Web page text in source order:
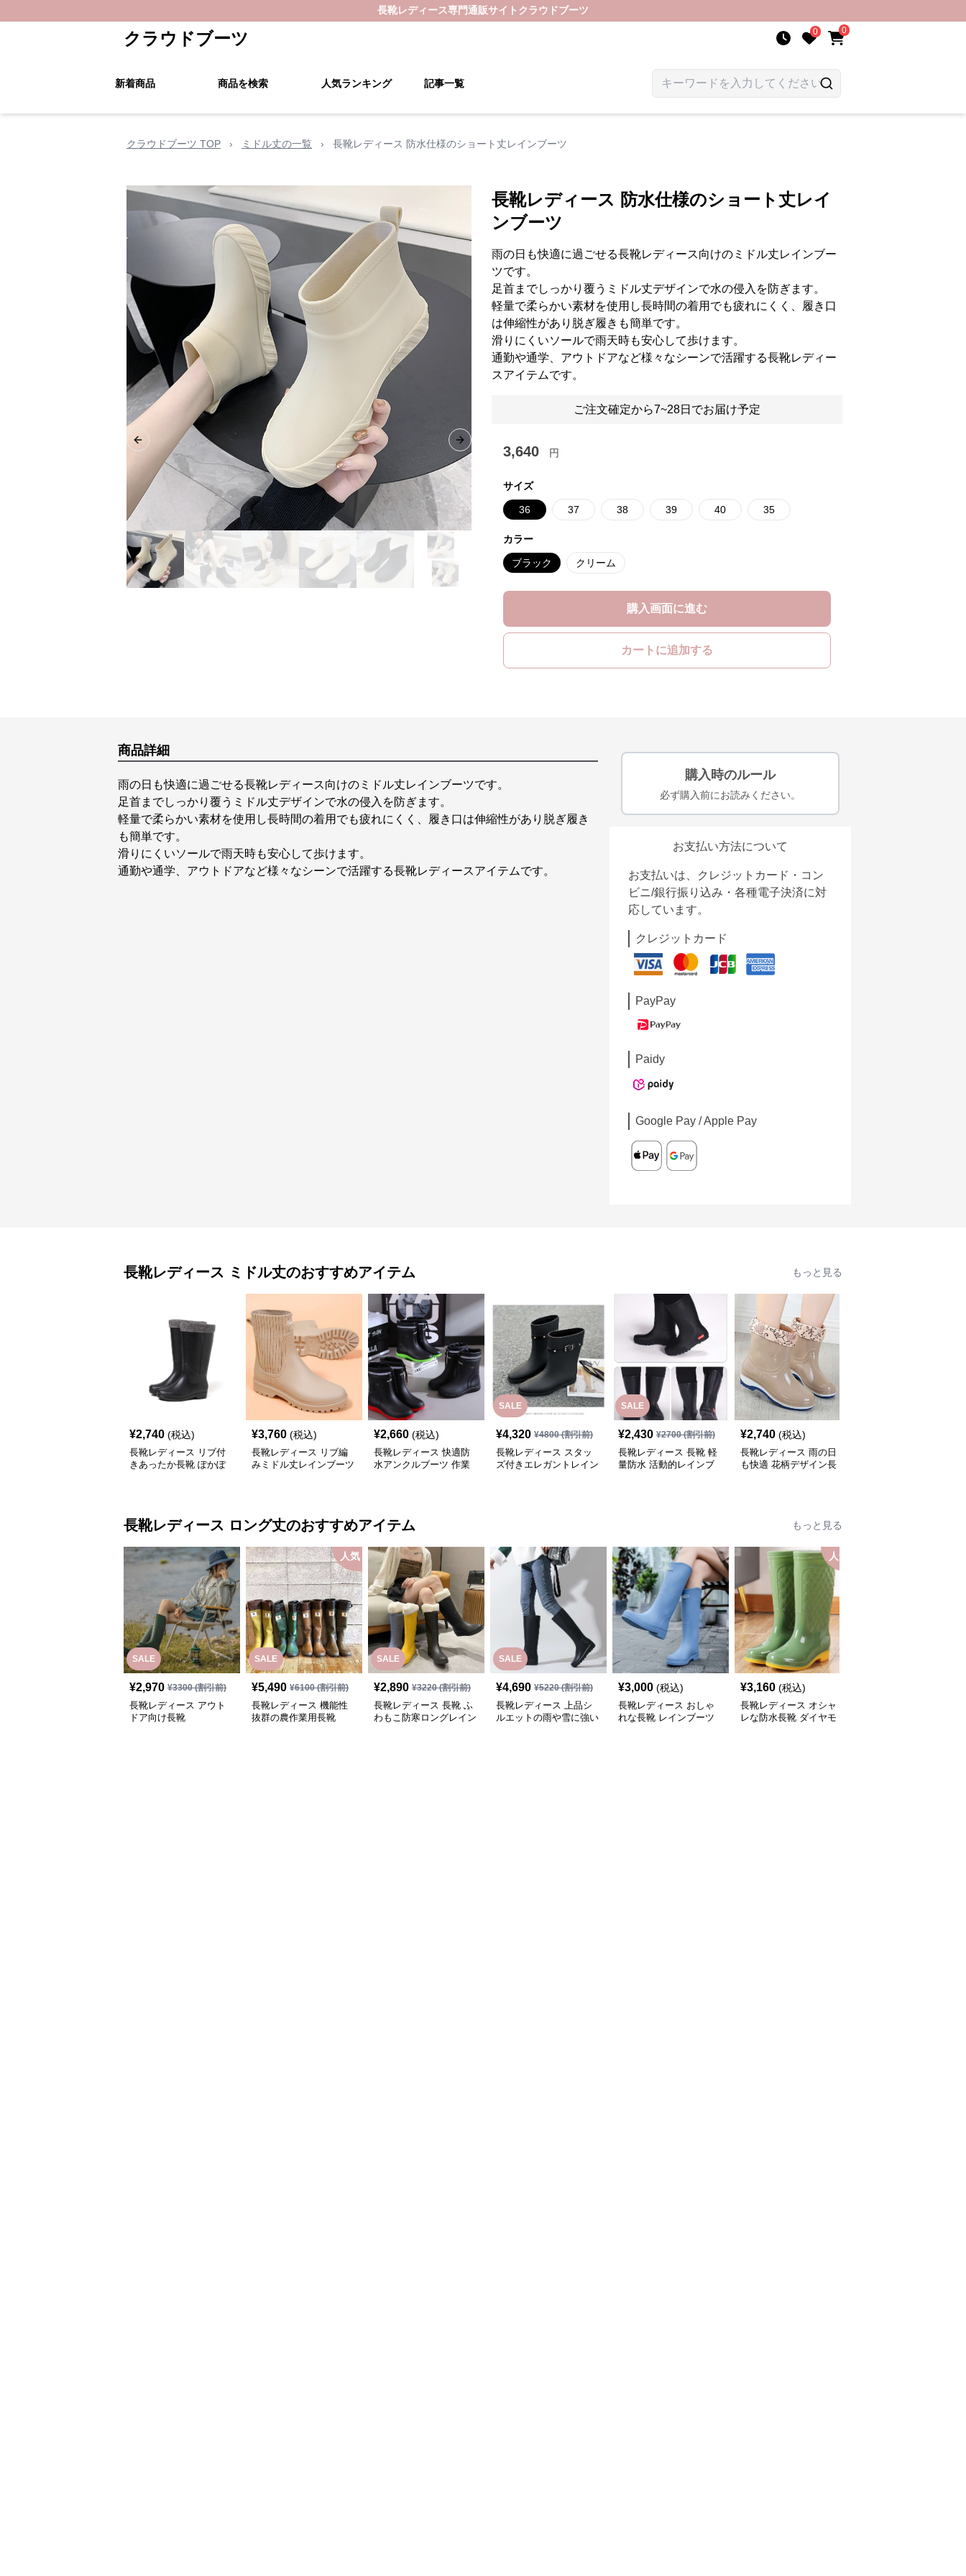
長靴レディース専門通販サイト クラウドブーツ
クラウドブーツ 0 0
新着商品 商品を検索 人気ランキング 記事一覧
クラウドブーツ TOP › ミドル丈の一覧 › 長靴レディース 防水仕様のショート丈レインブーツ
Previous slide Next slide
長靴レディース 防水仕様のショート丈レイ
ンブーツ
雨の日も快適に過ごせる長靴レディース向けのミドル丈レインブー
ツです。
足首までしっかり覆うミドル丈デザインで水の侵入を防ぎます。
軽量で柔らかい素材を使用し長時間の着用でも疲れにくく、履き口
は伸縮性があり脱ぎ履きも簡単です。
滑りにくいソールで雨天時も安心して歩けます。
通勤や通学、アウトドアなど様々なシーンで活躍する長靴レディー
スアイテムです。
ご注文確定から7~28日でお届け予定
3,640 円
サイズ
36 37 38 39 40 35
カラー
ブラック クリーム
購入画面に進む
カートに追加する
商品詳細
雨の日も快適に過ごせる長靴レディース向けのミドル丈レインブーツです。
足首までしっかり覆うミドル丈デザインで水の侵入を防ぎます。
軽量で柔らかい素材を使用し長時間の着用でも疲れにくく、履き口は伸縮性があり脱ぎ履き
も簡単です。
滑りにくいソールで雨天時も安心して歩けます。
通勤や通学、アウトドアなど様々なシーンで活躍する長靴レディースアイテムです。
購入時のルール
必ず購入前にお読みください。
お支払い方法について
お支払いは、クレジットカード・コン
ビニ/銀行振り込み・各種電子決済に対
応しています。
クレジットカード
PayPay
Paidy
Google Pay / Apple Pay
長靴レディース ミドル丈のおすすめアイテム もっと見る
¥2,740 (税込)
長靴レディース リブ付
きあったか長靴 ぽかぽ
¥3,760 (税込)
長靴レディース リブ編
みミドル丈レインブーツ
¥2,660 (税込)
長靴レディース 快適防
水アンクルブーツ 作業
SALE
¥4,320 ¥4800(割引前)
長靴レディース スタッ
ズ付きエレガントレイン
SALE
¥2,430 ¥2700(割引前)
長靴レディース 長靴 軽
量防水 活動的レインブ
¥2,740 (税込)
長靴レディース 雨の日
も快適 花柄デザイン長
長靴レディース ロング丈のおすすめアイテム もっと見る
SALE
¥2,970 ¥3300(割引前)
長靴レディース アウト
ドア向け長靴
SALE
人気
¥5,490 ¥6100(割引前)
長靴レディース 機能性
抜群の農作業用長靴
SALE
¥2,890 ¥3220(割引前)
長靴レディース 長靴 ふ
わもこ防寒ロングレイン
SALE
¥4,690 ¥5220(割引前)
長靴レディース 上品シ
ルエットの雨や雪に強い
¥3,000 (税込)
長靴レディース おしゃ
れな長靴 レインブーツ
人気
¥3,160 (税込)
長靴レディース オシャ
レな防水長靴 ダイヤモ